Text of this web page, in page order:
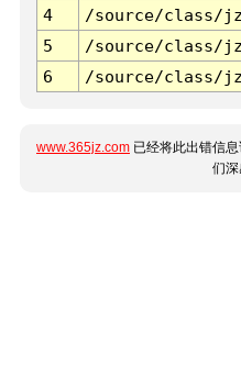
4
/source/class/
5
/source/class/
6
/source/class/
www.365jz.com 已经将此出错信
们